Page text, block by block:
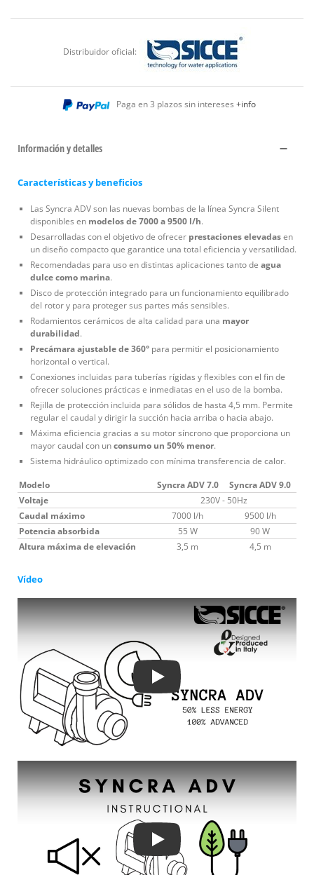
Distribuidor oficial:
Paga en 3 plazos sin intereses +info
Información y detalles
Características y beneficios
Las Syncra ADV son las nuevas bombas de la línea Syncra Silent
disponibles en modelos de 7000 a 9500 l/h.
Desarrolladas con el objetivo de ofrecer prestaciones elevadasen
un diseño compacto que garantice una total eficiencia y versatilidad.
Recomendadas para uso en distintas aplicaciones tanto de agua
dulce como marina.
Disco de protección integrado para un funcionamiento equilibrado
del rotor y para proteger sus partes más sensibles.
Rodamientos cerámicos de alta calidad para una mayor
durabilidad.
Precámara ajustable de 360° para permitir el posicionamiento
horizontal o vertical.
Conexiones incluidas para tuberías rígidas y flexibles con el fin de
ofrecer soluciones prácticas e inmediatas en el uso de la bomba.
Rejilla de protección incluida para sólidos de hasta 4,5 mm. Permite
regular el caudal y dirigir la succión hacia arriba o hacia abajo.
Máxima eficiencia gracias a su motor síncrono que proporciona un
mayor caudal con unconsumo un 50% menor.
Sistema hidráulico optimizado con mínima transferencia de calor.
Modelo
Syncra ADV 7.0
Syncra ADV 9.0
Voltaje
230V - 50Hz
Caudal máximo
7000 l/h
9500 l/h
Potencia absorbida
55 W
90 W
Altura máxima de elevación
3,5 m 4,5 m
Vídeo
Play
Play